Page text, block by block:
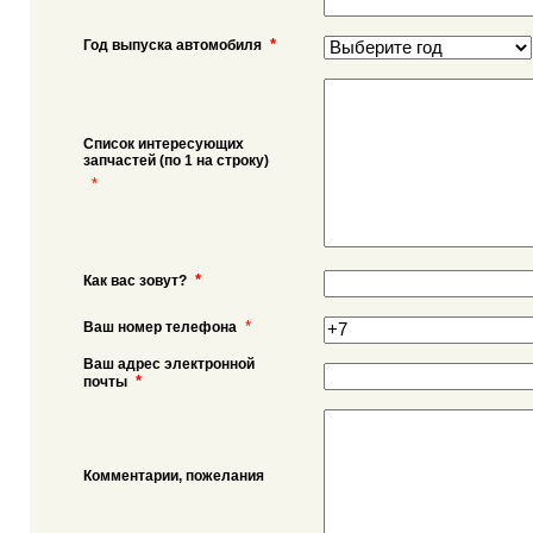
Год выпуска автомобиля *
Список интересующих
запчастей (по 1 на строку)
*
Как вас зовут? *
Ваш номер телефона *
Ваш адрес электронной
почты *
Комментарии, пожелания